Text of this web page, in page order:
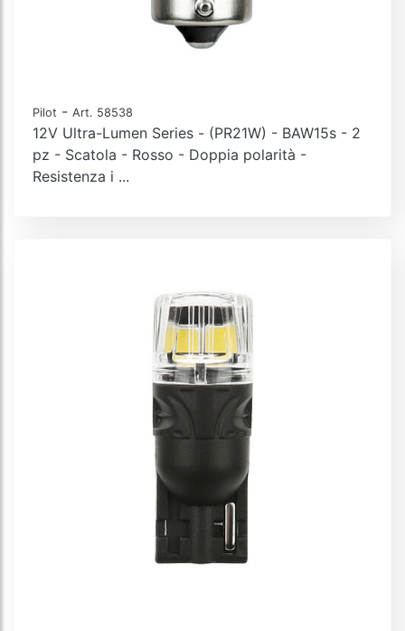
Pilot - Art. 58538
12V Ultra-Lumen Series - (PR21W) - BAW15s - 2
pz - Scatola - Rosso - Doppia polarità -
Resistenza i ...